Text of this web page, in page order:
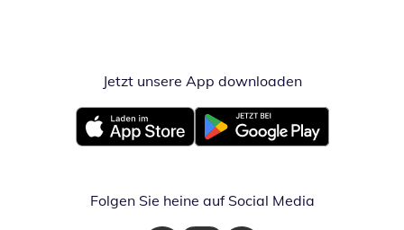
Jetzt unsere App downloadenÖffnet in
Öffnet in neuem FensterÖffnet in neuem Fenster
Folgen Sie heine auf Social Media